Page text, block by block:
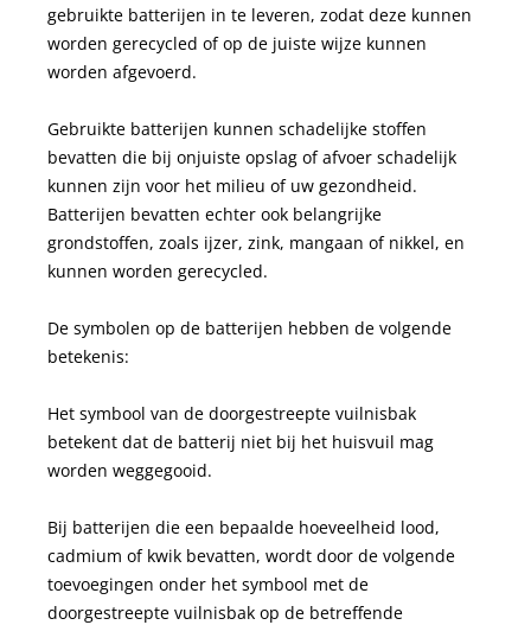
gebruikte batterijen in te leveren, zodat deze kunnen
worden gerecycled of op de juiste wijze kunnen
worden afgevoerd.
Gebruikte batterijen kunnen schadelijke stoffen
bevatten die bij onjuiste opslag of afvoer schadelijk
kunnen zijn voor het milieu of uw gezondheid.
Batterijen bevatten echter ook belangrijke
grondstoffen, zoals ijzer, zink, mangaan of nikkel, en
kunnen worden gerecycled.
De symbolen op de batterijen hebben de volgende
betekenis:
Het symbool van de doorgestreepte vuilnisbak
betekent dat de batterij niet bij het huisvuil mag
worden weggegooid.
Bij batterijen die een bepaalde hoeveelheid lood,
cadmium of kwik bevatten, wordt door de volgende
toevoegingen onder het symbool met de
doorgestreepte vuilnisbak op de betreffende